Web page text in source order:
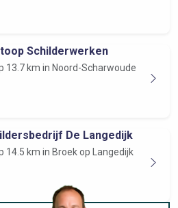
Schilderwerken
13.7 km in Noord-Scharwoude
De Langedijk
14.5 km in Broek op Langedijk